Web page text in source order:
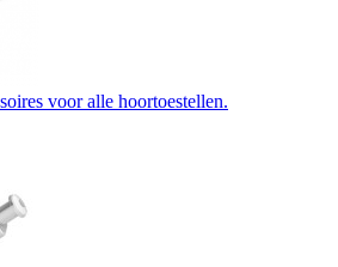
voor alle hoortoestellen.